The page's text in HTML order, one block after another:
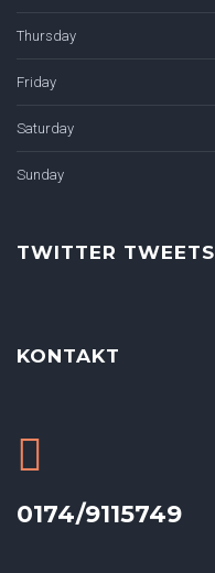
Thursday
Friday
Saturday
Sunday
TWITTER TWEETS
KONTAKT
0174/9115749